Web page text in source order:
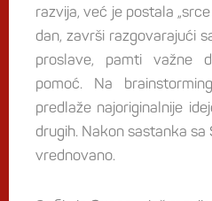
razvija, već je postala
dan, završi razgovarajući
proslave, pamti važne
pomoć. Na
predlaže najoriginalnije
drugih. Nakon sastanka sa
vrednovano.